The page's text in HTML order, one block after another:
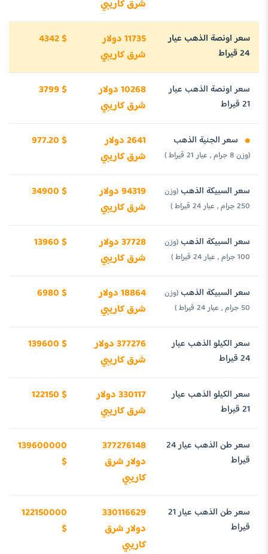
شرق كاريبي
سعر اونصة الذهب عيار
24 قيراط
11735 دولار
شرق كاريبي
4342 $
سعر اونصة الذهب عيار
21 قيراط
10268 دولار
شرق كاريبي
3799 $
سعر الجنية الذهب
(وزن 8 جرام , عيار 21 قيراط )
2641 دولار
شرق كاريبي
977.20 $
سعر السبيكة الذهب (وزن
250 جرام , عيار 24 قيراط )
94319 دولار
شرق كاريبي
34900 $
سعر السبيكة الذهب (وزن
100 جرام , عيار 24 قيراط )
37728 دولار
شرق كاريبي
13960 $
سعر السبيكة الذهب (وزن
50 جرام , عيار 24 قيراط )
18864 دولار
شرق كاريبي
6980 $
سعر الكيلو الذهب عيار
24 قيراط
377276 دولار
شرق كاريبي
139600 $
سعر الكيلو الذهب عيار
21 قيراط
330117 دولار
شرق كاريبي
122150 $
سعر طن الذهب عيار 24
قيراط
377276148
دولار شرق
كاريبي
139600000
$
سعر طن الذهب عيار 21
قيراط
330116629
دولار شرق
كاريبي
122150000
$